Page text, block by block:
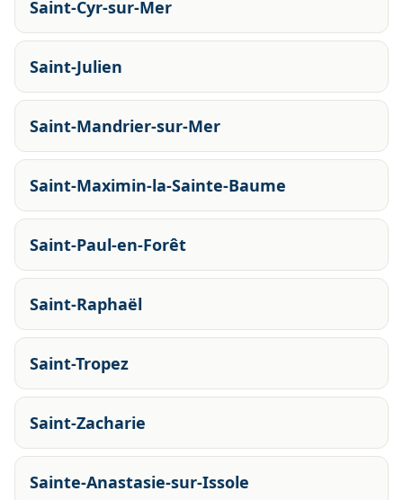
Saint-Cyr-sur-Mer
Saint-Julien
Saint-Mandrier-sur-Mer
Saint-Maximin-la-Sainte-Baume
Saint-Paul-en-Forêt
Saint-Raphaël
Saint-Tropez
Saint-Zacharie
Sainte-Anastasie-sur-Issole